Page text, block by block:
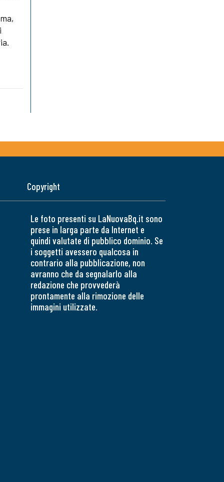
Copyright
Le foto presenti su LaNuovaBq.it sono
prese in larga parte da Internet e
quindi valutate di pubblico dominio. Se
i soggetti avessero qualcosa in
contrario alla pubblicazione, non
avranno che da segnalarlo alla
redazione che provvederà
prontamente alla rimozione delle
immagini utilizzate.